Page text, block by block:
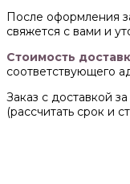
После оформления
свяжется с вами и
Стоимость
соответствующего
Заказ с доставкой
(рассчитать срок и